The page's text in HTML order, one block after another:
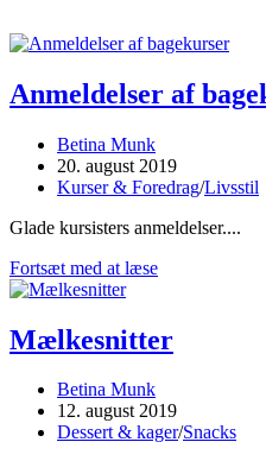
Anmeldelser af
Post
author:
Betina Munk
Post
published:
20. august 2019
Post
Kurser & Foredrag/Livsstil
Glade kursisters anmeldelser....
Fortsæt med at læseAnmeldelser
Mælkesnitter
Post
author:
Betina Munk
Post
published:
12. august 2019
Post
Dessert & kager/Snacks